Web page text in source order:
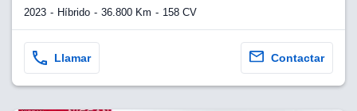
2023 Híbrido 36.800 Km 158 CV
Llamar Contactar